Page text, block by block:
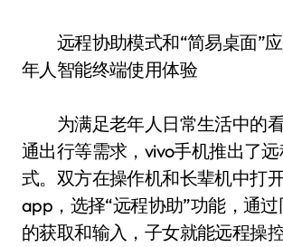
远程协助模式和“简易桌面”
年人智能终端使用体验
为满足老年人日常生活中的
通出行等需求，vivo手机推出了
式。双方在操作机和长辈机中打
app，选择“远程协助”功能，通
的获取和输入，子女就能远程操